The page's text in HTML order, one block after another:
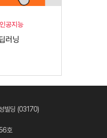
공지능
러닝
빌딩 (03170)
호